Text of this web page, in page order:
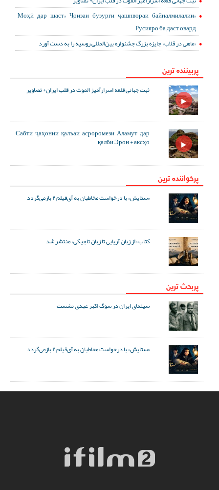
«Моҳӣ дар шаст» Ҷоизаи бузурги ҷашнвораи байналмилалии
Русияро ба даст овард
«ماهی در قلاب» جایزه بزرگ جشنواره بین‌المللی روسیه را به دست آورد
پربیننده ترین
ثبت جهانی قلعه اسرارآمیز الموت در قلب ایران+ تصاویر
Сабти ҷаҳонии қалъаи асроромези Аламут дар
қалби Эрон + аксҳо
پرخواننده ترین
«ستایش» با درخواست مخاطبان به آی‌فیلم ۲ بازمی‌گردد
کتاب «از زبان آریایی تا زبان تاجیکی» منتشر شد
پربحث ترین
سینمای ایران در سوگ اکبر عبدی نشست
«ستایش» با درخواست مخاطبان به آی‌فیلم ۲ بازمی‌گردد